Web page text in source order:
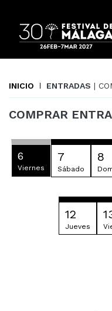
INICIO ENTRADAS |
COMPRAR
6
Viernes
7
Sábado
8
12
Jueves